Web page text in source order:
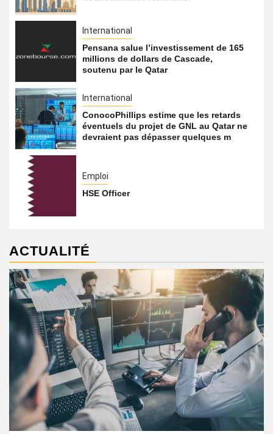
International
Pensana salue l’investissement de 165
millions de dollars de Cascade,
soutenu par le Qatar
International
ConocoPhillips estime que les retards
éventuels du projet de GNL au Qatar ne
devraient pas dépasser quelques m
Emploi
HSE Officer
ACTUALITÉ